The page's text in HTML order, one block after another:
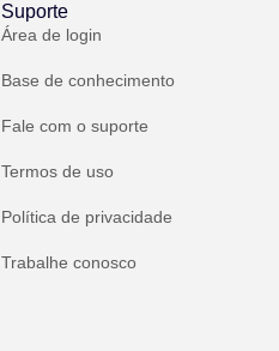
Suporte
Área de login
Base de conhecimento
Fale com o suporte
Termos de uso
Política de privacidade
Trabalhe conosco